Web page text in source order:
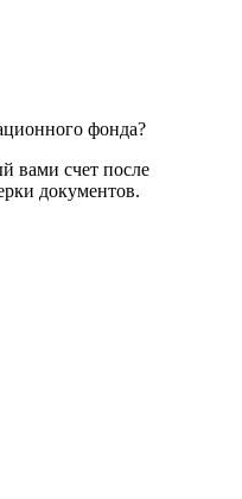
фонда?
вами счет после
документов.